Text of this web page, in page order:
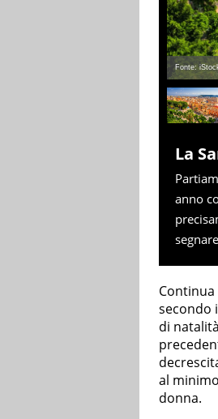
Fonte:
La
anno
secondo
di
al
donna.